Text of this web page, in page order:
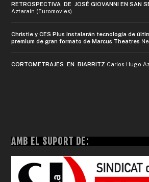
RETROSPECTIVA DE JOSÉ GIOVANNI EN SAN
Aztarain (Euromovies)
Christie y CES Plus instalarán tecnología de
premium de gran formato de Marcus Theatres
CORTOMETRAJES EN BIARRITZ Carlos Hugo
AMB EL SUPORT DE: